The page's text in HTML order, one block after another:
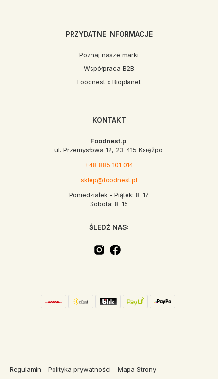
PRZYDATNE INFORMACJE
Poznaj nasze marki
Współpraca B2B
Foodnest x Bioplanet
KONTAKT
Foodnest.pl
ul. Przemysłowa 12, 23-415 Księżpol
+48 885 101 014
sklep@foodnest.pl
Poniedziałek - Piątek: 8-17
Sobota: 8-15
ŚLEDŹ NAS:
Regulamin Polityka prywatności Mapa Strony